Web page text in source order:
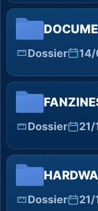
Dossier
Dossier 21/
Dossier 21/